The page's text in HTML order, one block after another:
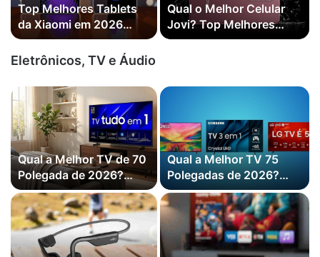
Top Melhores Tablets
da Xiaomi em 2026
(Redmi, Poco e mais)
Qual o Melhor Celular
Jovi? Top Melhores
Modelos em 2026
Eletrônicos, TV e Áudio
Qual a Melhor TV de 70
Polegada de 2026?
(Mais Vendidas)
Qual a Melhor TV 75
Polegadas de 2026?
(Mais Vendidas)
Samsung, TCL e mais